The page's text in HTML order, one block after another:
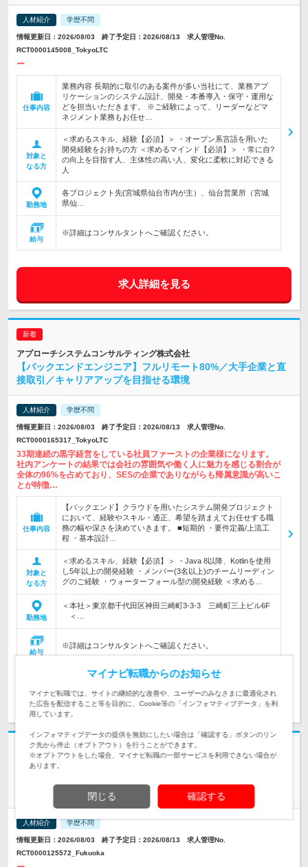
人材紹介 学歴不問
情報更新日：2026/08/03 終了予定日：2026/08/13 求人管理No.
RCT0000145008_TokyoLTC
ー
仕事内容
業務内容 長期的に取引のある案件が多い当社にて、業務アプ
リケーションのシステム設計、開発・本番導入・保守・運用な
どを担当いただきます。 ※ご経験によって、リーダーなどマ
ネジメント業務もお任せ…
対象と
なる方
＜求めるスキル、経験【必須】＞ ・オープン系言語を用いた
開発経験をお持ちの方 ＜求めるマインド【必須】＞ ・常に自?
の向上を目指す人、主体性の高い人、変化に柔軟に対応できる
人
勤務地
各プロジェクト先(宮城県仙台市内が主）、仙台営業所（宮城
県仙…
給与
※詳細はコンサルタントへご確認ください。
求人詳細を見る
アプローチシステムコンサルティング株式会社
【バックエンドエンジニア】フルリモート80%／大手企業と直
接取引／キャリアアップを目指せる環境
人材紹介 学歴不問
情報更新日：2026/08/03 終了予定日：2026/08/13 求人管理No.
RCT0000165317_TokyoLTC
33期連続の黒字経営をしている社員ファーストの企業様になります。
社内アンケートの結果では会社の雰囲気や働く人に魅力を感じる割合が
全体の96%を占めており、SESの企業でありながらも帰属意識が高いこ
とが特徴…
仕事内容
【バックエンド】クラウドを用いたシステム開発プロジェクト
において、経験やスキル・適正、希望を踏まえてお任せする職
務の幅や深さを決めていきます。 ■短期的 ・要件定義/上流工
程 ・基本設計…
対象と
なる方
＜求めるスキル、経験【必須】＞ ・Java 8以降、Kotlinを使用
し5年以上の開発経験 ・メンバー(3名以上)のチームリーディン
グのご経験 ・ウォーターフォール型の開発経験 ＜求める…
勤務地
＜本社＞東京都千代田区神田三崎町3-3-3 三崎町三上ビル6F
＜…
給与
※詳細はコンサルタントへご確認ください。
求人詳細を見る
アルファテクノロジー株式会社
業務システム開発を担当
人材紹介 学歴不問
情報更新日：2026/08/03 終了予定日：2026/08/13 求人管理No.
RCT0000125572_Fukuoka
マイナビ転職からのお知らせ
マイナビ転職では、サイトの継続的な改善や、ユーザーのみなさまに最適化され
た広告を配信すること等を目的に、Cookie等の「インフォマティブデータ」を利
用しています。
インフォマティブデータの提供を無効にしたい場合は「確認する」ボタンのリン
ク先から停止（オプトアウト）を行うことができます。
※オプトアウトをした場合、マイナビ転職の一部サービスを利用できない場合が
あります。
閉じる 確認する